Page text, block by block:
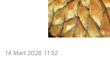
14 Mart 2026 11:52